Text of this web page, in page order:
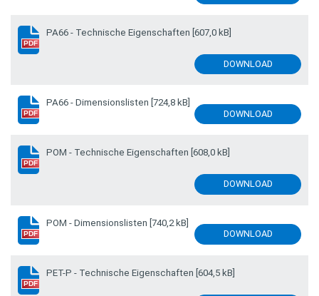
PDF
PA66 - Technische Eigenschaften [607,0 kB]
DOWNLOAD
PDF
PA66 - Dimensionslisten [724,8 kB]
DOWNLOAD
PDF
POM - Technische Eigenschaften [608,0 kB]
DOWNLOAD
PDF
POM - Dimensionslisten [740,2 kB]
DOWNLOAD
PDF
PET-P - Technische Eigenschaften [604,5 kB]